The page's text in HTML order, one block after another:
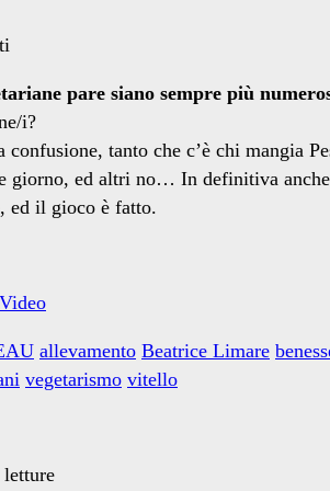
pare siano sempre più
i?
confusione, tanto che c’è chi mangia
giorno, ed altri no… In definitiva
ed il gioco è fatto.
Video
allevamento Beatrice Limare
vegetarismo vitello
letture